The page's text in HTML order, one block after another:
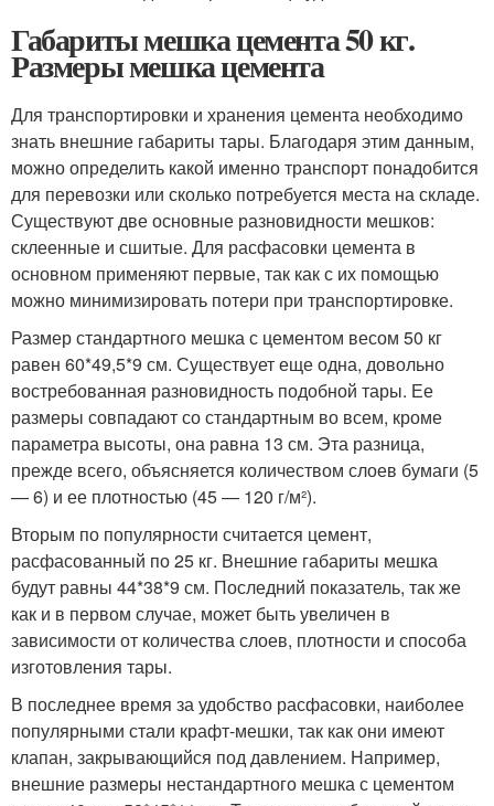
Габариты мешка цемента 50 кг.
Размеры мешка цемента
Для транспортировки и хранения цемента необходимо
знать внешние габариты тары. Благодаря этим данным,
можно определить какой именно транспорт понадобится
для перевозки или сколько потребуется места на складе.
Существуют две основные разновидности мешков:
склеенные и сшитые. Для расфасовки цемента в
основном применяют первые, так как с их помощью
можно минимизировать потери при транспортировке.
Размер стандартного мешка с цементом весом 50 кг
равен 60*49,5*9 см. Существует еще одна, довольно
востребованная разновидность подобной тары. Ее
размеры совпадают со стандартным во всем, кроме
параметра высоты, она равна 13 см. Эта разница,
прежде всего, объясняется количеством слоев бумаги (5
— 6) и ее плотностью (45 — 120 г/м²).
Вторым по популярности считается цемент,
расфасованный по 25 кг. Внешние габариты мешка
будут равны 44*38*9 см. Последний показатель, так же
как и в первом случае, может быть увеличен в
зависимости от количества слоев, плотности и способа
изготовления тары.
В последнее время за удобство расфасовки, наиболее
популярными стали крафт-мешки, так как они имеют
клапан, закрывающийся под давлением. Например,
внешние размеры нестандартного мешка с цементом